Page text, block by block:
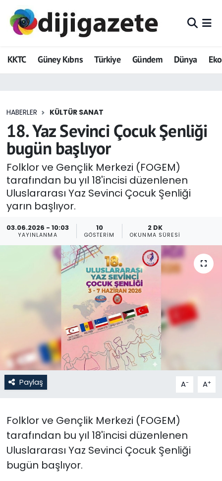
KKTC Güney Kıbrıs Türkiye Gündem Dünya
HABERLER KÜLTÜR SANAT
18. Yaz Sevinci Çocuk Şenliği
bugün başlıyor
Folklor ve Gençlik Merkezi (FOGEM)
tarafından bu yıl 18'incisi düzenlenen
Uluslararası Yaz Sevinci Çocuk Şenliği
yarın başlıyor.
03.06.2026 - 10:03
YAYINLANMA
10
GÖSTERIM
2 DK
OKUNMA SÜRESI
Paylaş A- A+
Folklor ve Gençlik Merkezi (FOGEM)
tarafından bu yıl 18'incisi düzenlenen
Uluslararası Yaz Sevinci Çocuk Şenliği
bugün başlıyor.
ADVERTORIAL
Dijigazete
Eğitim
Ekonomi
Foto Galeri
GEZİ
Güncel
Gündem
KKTC YEREL SEÇİM 2018
Kültür Sanat
Magazin
Moda
Nöbetçi Eczaneler
Otomobil Dünyası
Politika
SAĞLIK
Hava Durumu
Trafik Durumu
Tüm Manşetler
Son Dakika Haberleri
Haber Arşivi